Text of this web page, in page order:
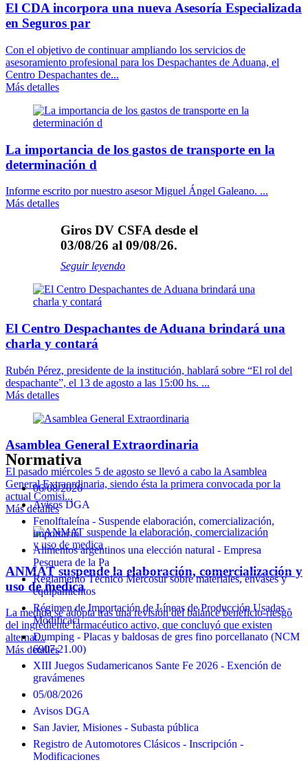
El CDA incorpora una nueva Asesoría Especializada
en Seguros par
Con el objetivo de continuar ampliando los servicios de
asesoramiento profesional para los Despachantes de Aduana, el
Centro Despachantes de...
Más detalles
La importancia de los gastos de transporte en la
determinación d
Informe escrito por nuestro asesor Miguel Ángel Galeano. ...
Más detalles
Giros DV CSFA desde el
03/08/26 al 09/08/26.
Seguir leyendo
El Centro Despachantes de Aduana brindará una
charla y contará
Rubén Pérez, presidente de la institución, hablará sobre “El rol del
despachante”, el 13 de agosto a las 15:00 hs. ...
Más detalles
Asamblea General Extraordinaria
El pasado miércoles 5 de agosto se llevó a cabo la Asamblea
General Extraordinaria, siendo ésta la primera convocada por la
actual Comisi...
Más detalles
ANMAT suspende la elaboración, comercialización y
uso de medica
La medida se adopta tras una revisión del balance beneficio-riesgo
del ingrediente farmacéutico activo, que concluyó que existen
alternat...
Más detalles
Normativa
06/08/2026
Avisos DGA
Fenolftaleína - Suspende elaboración, comercialización,
importació
Alimentos argentinos una elección natural - Empresa
Pesquera de la Pa
Reglamento Técnico Mercosur sobre materiales, envases y
equipamientos
Régimen de Importación de Líneas de Producción Usadas -
Modificaci
Dumping - Placas y baldosas de gres fino porcellanato (NCM
6907.21.00)
XIII Juegos Sudamericanos Sante Fe 2026 - Exención de
gravámenes
05/08/2026
Avisos DGA
San Javier, Misiones - Subasta pública
Registro de Automotores Clásicos - Inscripción -
Modificaciones